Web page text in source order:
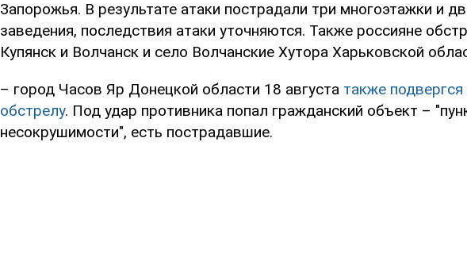
Запорожья. В результате атаки пострадали три многоэтажки и
заведения, последствия атаки уточняются. Также россияне
Купянск и Волчанск и село Волчанские Хутора Харьковской
– город Часов Яр Донецкой области 18 августа также
обстрелу. Под удар противника попал гражданский объект –
несокрушимости", есть пострадавшие.